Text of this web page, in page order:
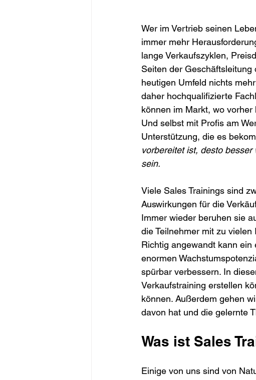
Wer im Vertrieb seinen
immer mehr
lange Verkaufszyklen,
Seiten der
heutigen Umfeld nichts
daher hochqualifizierte
können im Markt, wo vorher
Und selbst mit Profis am
Unterstützung, die es
vorbereitet ist, desto
sein.
Viele Sales Trainings sind
Auswirkungen für die
Immer wieder beruhen sie
die Teilnehmer mit zu
Richtig angewandt kann ein
enormen
spürbar verbessern. In
Verkaufstraining erstellen
können. Außerdem gehen
davon hat und die gelernte
Was ist Sales
Einige von uns sind von